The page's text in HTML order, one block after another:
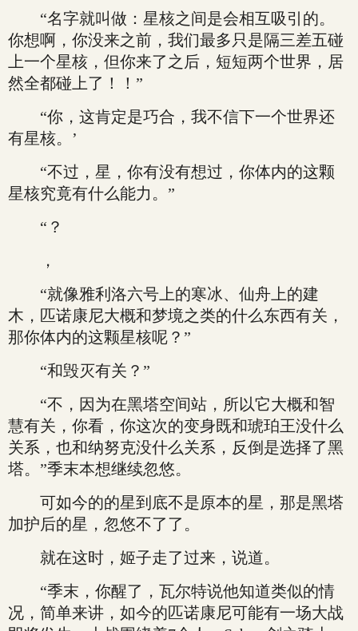
“名字就叫做：星核之间是会相互吸引的。
你想啊，你没来之前，我们最多只是隔三差五碰
上一个星核，但你来了之后，短短两个世界，居
然全都碰上了！！”
“你，这肯定是巧合，我不信下一个世界还
有星核。’
“不过，星，你有没有想过，你体内的这颗
星核究竟有什么能力。”
“？
，
“就像雅利洛六号上的寒冰、仙舟上的建
木，匹诺康尼大概和梦境之类的什么东西有关，
那你体内的这颗星核呢？”
“和毁灭有关？”
“不，因为在黑塔空间站，所以它大概和智
慧有关，你看，你这次的变身既和琥珀王没什么
关系，也和纳努克没什么关系，反倒是选择了黑
塔。”季末本想继续忽悠。
可如今的的星到底不是原本的星，那是黑塔
加护后的星，忽悠不了了。
就在这时，姬子走了过来，说道。
“季末，你醒了，瓦尔特说他知道类似的情
况，简单来讲，如今的匹诺康尼可能有一场大战